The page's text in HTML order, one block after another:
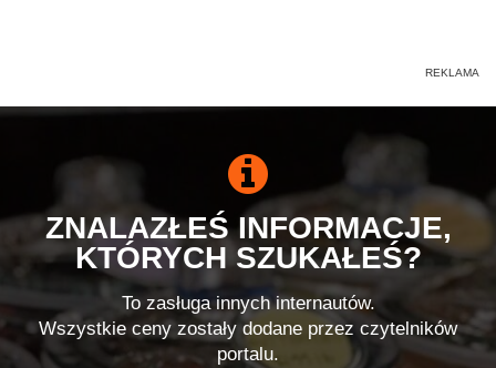
ZNALAZŁEŚ INFORMACJE,
KTÓRYCH SZUKAŁEŚ?
To zasługa innych internautów.
Wszystkie ceny zostały dodane przez czytelników
portalu.